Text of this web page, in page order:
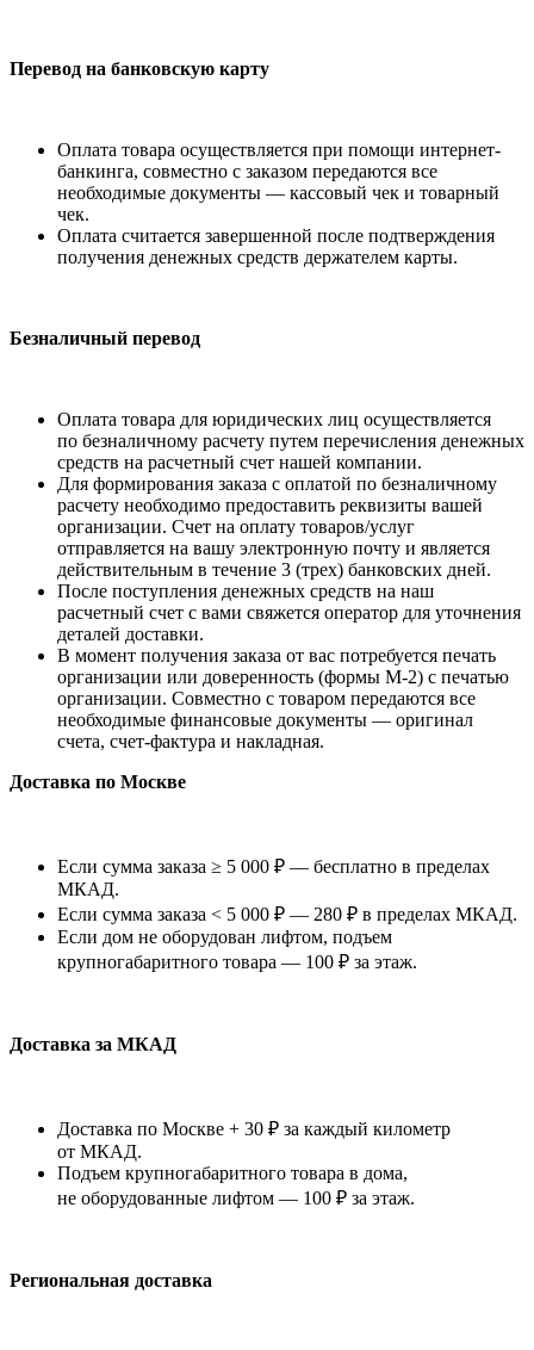
Перевод на банковскую карту
Оплата товара осуществляется при помощи интернет-
банкинга, совместно с заказом передаются все
необходимые документы — кассовый чек и товарный
чек.
Оплата считается завершенной после подтверждения
получения денежных средств держателем карты.
Безналичный перевод
Оплата товара для юридических лиц осуществляется
по безналичному расчету путем перечисления денежных
средств на расчетный счет нашей компании.
Для формирования заказа с оплатой по безналичному
расчету необходимо предоставить реквизиты вашей
организации. Счет на оплату товаров/услуг
отправляется на вашу электронную почту и является
действительным в течение 3 (трех) банковских дней.
После поступления денежных средств на наш
расчетный счет с вами свяжется оператор для уточнения
деталей доставки.
В момент получения заказа от вас потребуется печать
организации или доверенность (формы М-2) с печатью
организации. Совместно с товаром передаются все
необходимые финансовые документы — оригинал
счета, счет-фактура и накладная.
Доставка по Москве
Если сумма заказа ≥ 5 000 ₽ — бесплатно в пределах
МКАД.
Если сумма заказа < 5 000 ₽ — 280 ₽ в пределах МКАД.
Если дом не оборудован лифтом, подъем
крупногабаритного товара — 100 ₽ за этаж.
Доставка за МКАД
Доставка по Москве + 30 ₽ за каждый километр
от МКАД.
Подъем крупногабаритного товара в дома,
не оборудованные лифтом — 100 ₽ за этаж.
Региональная доставка